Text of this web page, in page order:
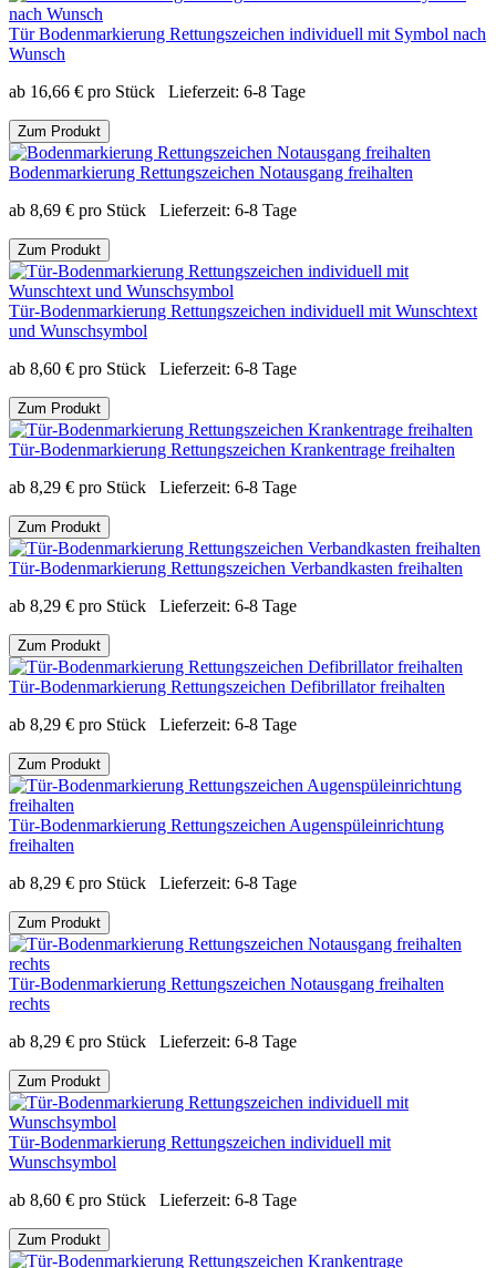
Tür Bodenmarkierung Rettungszeichen individuell mit Symbol nach
Wunsch
ab 16,66 € pro Stück Lieferzeit: 6-8 Tage
Zum Produkt
Bodenmarkierung Rettungszeichen Notausgang freihalten
ab 8,69 € pro Stück Lieferzeit: 6-8 Tage
Zum Produkt
Tür-Bodenmarkierung Rettungszeichen individuell mit Wunschtext
und Wunschsymbol
ab 8,60 € pro Stück Lieferzeit: 6-8 Tage
Zum Produkt
Tür-Bodenmarkierung Rettungszeichen Krankentrage freihalten
ab 8,29 € pro Stück Lieferzeit: 6-8 Tage
Zum Produkt
Tür-Bodenmarkierung Rettungszeichen Verbandkasten freihalten
ab 8,29 € pro Stück Lieferzeit: 6-8 Tage
Zum Produkt
Tür-Bodenmarkierung Rettungszeichen Defibrillator freihalten
ab 8,29 € pro Stück Lieferzeit: 6-8 Tage
Zum Produkt
Tür-Bodenmarkierung Rettungszeichen Augenspüleinrichtung
freihalten
ab 8,29 € pro Stück Lieferzeit: 6-8 Tage
Zum Produkt
Tür-Bodenmarkierung Rettungszeichen Notausgang freihalten
rechts
ab 8,29 € pro Stück Lieferzeit: 6-8 Tage
Zum Produkt
Tür-Bodenmarkierung Rettungszeichen individuell mit
Wunschsymbol
ab 8,60 € pro Stück Lieferzeit: 6-8 Tage
Zum Produkt